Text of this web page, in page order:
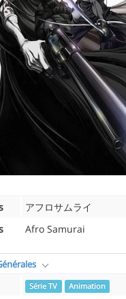
アフロサムライ
Afro Samurai
Série TV Animation